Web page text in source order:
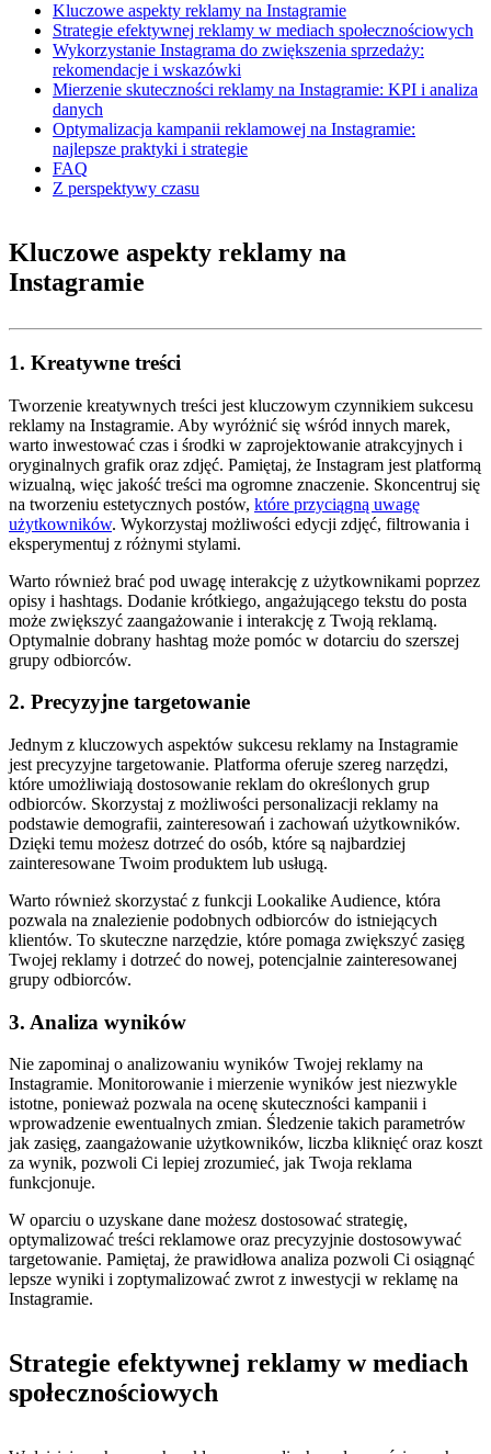
Kluczowe aspekty ‌reklamy na Instagramie
Strategie efektywnej reklamy w mediach społecznościowych
Wykorzystanie Instagrama ⁣do zwiększenia sprzedaży:
rekomendacje ‍i wskazówki
Mierzenie skuteczności reklamy ⁤na Instagramie: KPI i‌ analiza⁤
danych
Optymalizacja kampanii reklamowej na Instagramie:
najlepsze praktyki ‌i ⁣strategie
FAQ
Z perspektywy czasu
Kluczowe aspekty ⁢reklamy na
Instagramie
1. Kreatywne treści
Tworzenie kreatywnych⁢ treści ‍jest ‍kluczowym czynnikiem ‍sukcesu⁤
reklamy na Instagramie. Aby‍ wyróżnić ⁣się wśród innych marek,
warto ​inwestować czas i‍ środki w zaprojektowanie atrakcyjnych i
oryginalnych grafik oraz zdjęć. Pamiętaj, że ⁤Instagram jest‍ platformą
wizualną, więc⁢ jakość treści ma⁢ ogromne znaczenie.‌ Skoncentruj się
na tworzeniu estetycznych postów, które przyciągną⁢ uwagę
użytkowników. Wykorzystaj możliwości edycji zdjęć, filtrowania⁢ i
eksperymentuj ‍z różnymi stylami.
Warto ⁤również brać pod uwagę interakcję z⁢ użytkownikami⁣ poprzez
opisy ⁢i hashtags.⁢ Dodanie krótkiego, angażującego⁣ tekstu do posta
może ‍zwiększyć zaangażowanie i ​interakcję z Twoją reklamą.
Optymalnie dobrany hashtag⁣ może pomóc w​ dotarciu ⁤do‌ szerszej⁤
grupy odbiorców.
2. Precyzyjne targetowanie
Jednym z kluczowych ​aspektów sukcesu reklamy na ‌Instagramie
jest precyzyjne targetowanie.⁤ Platforma oferuje​ szereg narzędzi,⁢
które umożliwiają dostosowanie reklam do określonych⁣ grup
odbiorców. Skorzystaj z⁣ możliwości personalizacji reklamy na
podstawie demografii, ​zainteresowań ​i zachowań użytkowników.
Dzięki temu możesz dotrzeć do ⁢osób, które są najbardziej
zainteresowane Twoim ⁣produktem ​lub ⁢usługą.
Warto również skorzystać ​z funkcji Lookalike Audience, która
pozwala na⁢ znalezienie podobnych odbiorców do⁣ istniejących
klientów. To ⁤skuteczne narzędzie, które ⁣pomaga zwiększyć zasięg
Twojej reklamy ⁣i dotrzeć do‍ nowej, ​potencjalnie zainteresowanej
grupy odbiorców.
3. ​Analiza wyników
Nie zapominaj o⁣ analizowaniu wyników Twojej reklamy​ na
Instagramie. Monitorowanie ‍i mierzenie wyników⁢ jest niezwykle
istotne, ponieważ‌ pozwala na ocenę skuteczności⁤ kampanii‌ i
wprowadzenie ewentualnych zmian.‍ Śledzenie⁤ takich parametrów
jak zasięg, ⁤zaangażowanie użytkowników, ‌liczba kliknięć oraz koszt
za wynik, pozwoli Ci ⁣lepiej⁣ zrozumieć, ⁣jak Twoja reklama
funkcjonuje.
W​ oparciu o uzyskane dane ‍możesz ‍dostosować strategię,
optymalizować ‍treści reklamowe oraz precyzyjnie ‌dostosowywać
targetowanie. Pamiętaj, że prawidłowa analiza ‍pozwoli Ci osiągnąć
⁢lepsze wyniki i zoptymalizować zwrot z ‍inwestycji w reklamę na
Instagramie.
Strategie ​efektywnej reklamy w ‍mediach
‍społecznościowych